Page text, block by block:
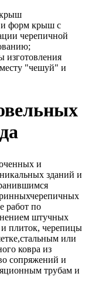
крыш
и форм крыш с
черепичной
изготовления
"чешуй" и
и
зданий и
работ по
штучных
и плиток, черепицы
или
ковра из
сопряжений и
трубам и